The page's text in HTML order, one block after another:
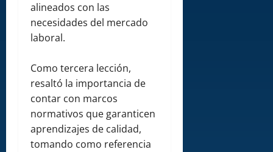
alineados con las
necesidades del mercado
laboral.
Como tercera lección,
resaltó la importancia de
contar con marcos
normativos que garanticen
aprendizajes de calidad,
tomando como referencia